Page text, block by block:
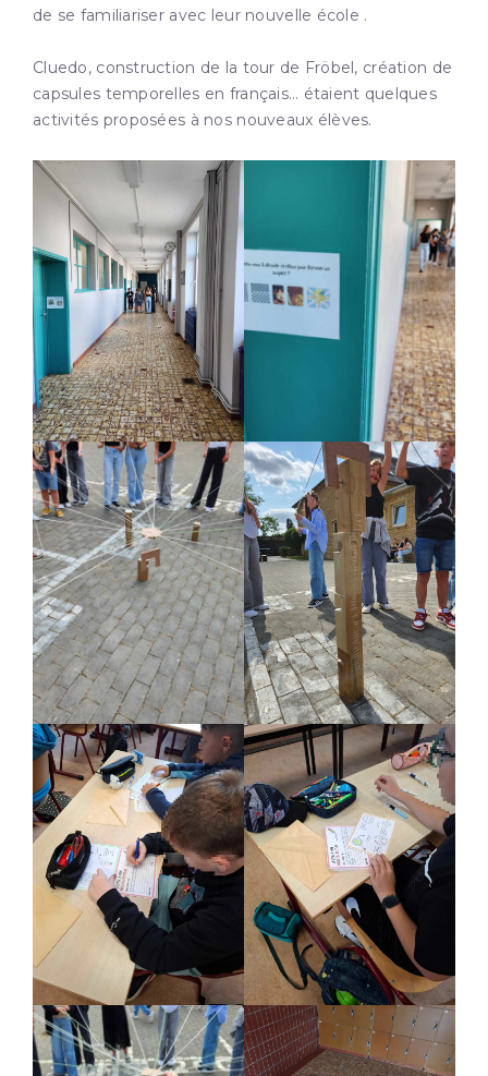
de se familiariser avec leur nouvelle école .
Cluedo, construction de la tour de Fröbel, création de
capsules temporelles en français… étaient quelques
activités proposées à nos nouveaux élèves.